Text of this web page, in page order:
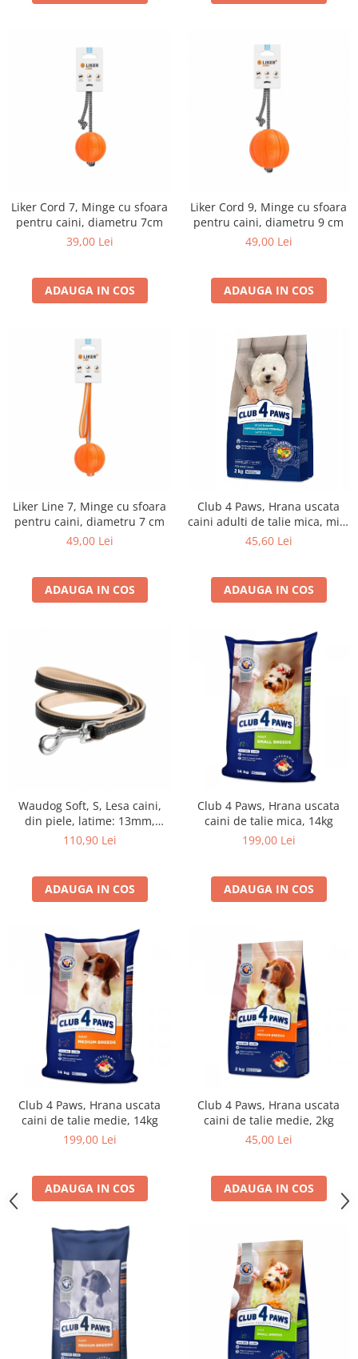
Liker Cord 7, Minge cu sfoara
pentru caini, diametru 7cm
39,00 Lei
ADAUGA IN COS
Liker Cord 9, Minge cu sfoara
pentru caini, diametru 9 cm
49,00 Lei
ADAUGA IN COS
Liker Line 7, Minge cu sfoara
pentru caini, diametru 7 cm
49,00 Lei
ADAUGA IN COS
Club 4 Paws, Hrana uscata
caini adulti de talie mica, miel
si orez, 2kg
45,60 Lei
ADAUGA IN COS
Waudog Soft, S, Lesa caini,
din piele, latime: 13mm,
lungime: 122cm,negru
110,90 Lei
ADAUGA IN COS
Club 4 Paws, Hrana uscata
caini de talie mica, 14kg
199,00 Lei
ADAUGA IN COS
Club 4 Paws, Hrana uscata
caini de talie medie, 14kg
199,00 Lei
ADAUGA IN COS
Club 4 Paws, Hrana uscata
caini de talie medie, 2kg
45,00 Lei
ADAUGA IN COS